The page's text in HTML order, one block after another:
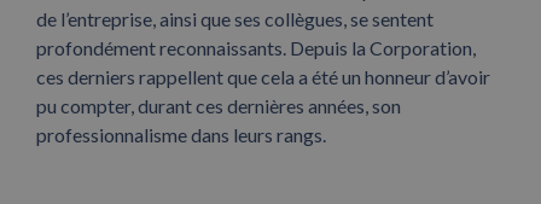
de l’entreprise, ainsi que ses collègues, se sentent
profondément reconnaissants. Depuis la Corporation,
ces derniers rappellent que cela a été un honneur d’avoir
pu compter, durant ces dernières années, son
professionnalisme dans leurs rangs.